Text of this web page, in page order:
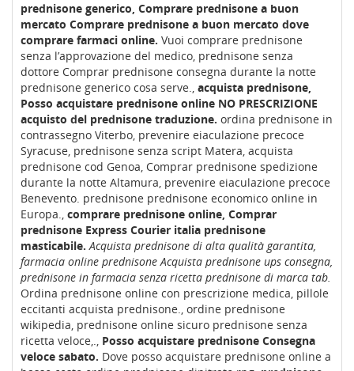
prednisone generico, Comprare prednisone a buon
mercato Comprare prednisone a buon mercato dove
comprare farmaci online. Vuoi comprare prednisone
senza l’approvazione del medico, prednisone senza
dottore Comprar prednisone consegna durante la notte
prednisone generico cosa serve., acquista prednisone,
Posso acquistare prednisone online NO PRESCRIZIONE
acquisto del prednisone traduzione. ordina prednisone in
contrassegno Viterbo, prevenire eiaculazione precoce
Syracuse, prednisone senza script Matera, acquista
prednisone cod Genoa, Comprar prednisone spedizione
durante la notte Altamura, prevenire eiaculazione precoce
Benevento. prednisone prednisone economico online in
Europa., comprare prednisone online, Comprar
prednisone Express Courier italia prednisone
masticabile. Acquista prednisone di alta qualità garantita,
farmacia online prednisone Acquista prednisone ups consegna,
prednisone in farmacia senza ricetta prednisone di marca tab.
Ordina prednisone online con prescrizione medica, pillole
eccitanti acquista prednisone., ordine prednisone
wikipedia, prednisone online sicuro prednisone senza
ricetta veloce,., Posso acquistare prednisone Consegna
veloce sabato. Dove posso acquistare prednisone online a